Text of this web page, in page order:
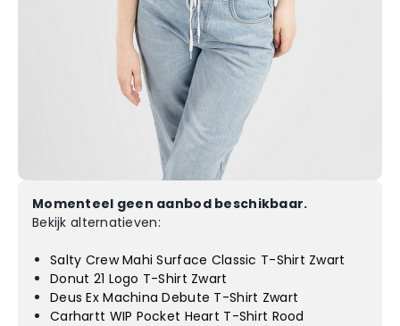
Momenteel geen aanbod beschikbaar.
Bekijk alternatieven:
Salty Crew Mahi Surface Classic T-Shirt Zwart
Donut 21 Logo T-Shirt Zwart
Deus Ex Machina Debute T-Shirt Zwart
Carhartt WIP Pocket Heart T-Shirt Rood